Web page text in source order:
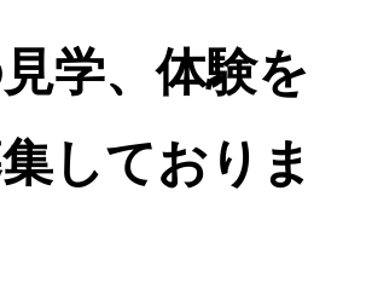
学、体験を
しておりま